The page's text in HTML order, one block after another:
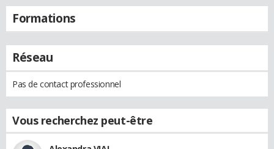
Formations
Réseau
Pas de contact professionnel
Vous recherchez peut-être